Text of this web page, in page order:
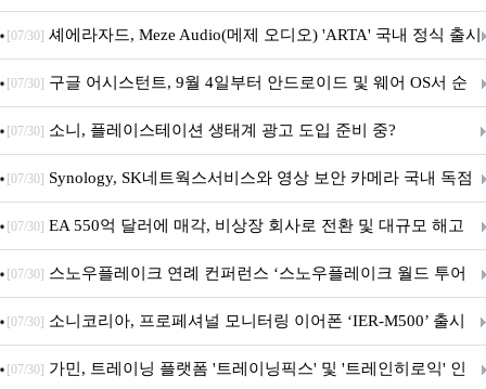
지 담은 ‘헤리티지 에디션 컬렉션’ 공개
[07/30] 셰에라자드, Meze Audio(메제 오디오) 'ARTA' 국내 정식 출시
[07/30] 구글 어시스턴트, 9월 4일부터 안드로이드 및 웨어 OS서 순
차 서비스 종료
[07/30] 소니, 플레이스테이션 생태계 광고 도입 준비 중?
[07/30] Synology, SK네트웍스서비스와 영상 보안 카메라 국내 독점
판매 파트너십 체결
[07/30] EA 550억 달러에 매각, 비상장 회사로 전환 및 대규모 해고
전망
[07/30] 스노우플레이크 연례 컨퍼런스 ‘스노우플레이크 월드 투어
서울’ 개최
[07/30] 소니코리아, 프로페셔널 모니터링 이어폰 ‘IER-M500’ 출시
[07/30] 가민, 트레이닝 플랫폼 '트레이닝픽스' 및 '트레인히로익' 인